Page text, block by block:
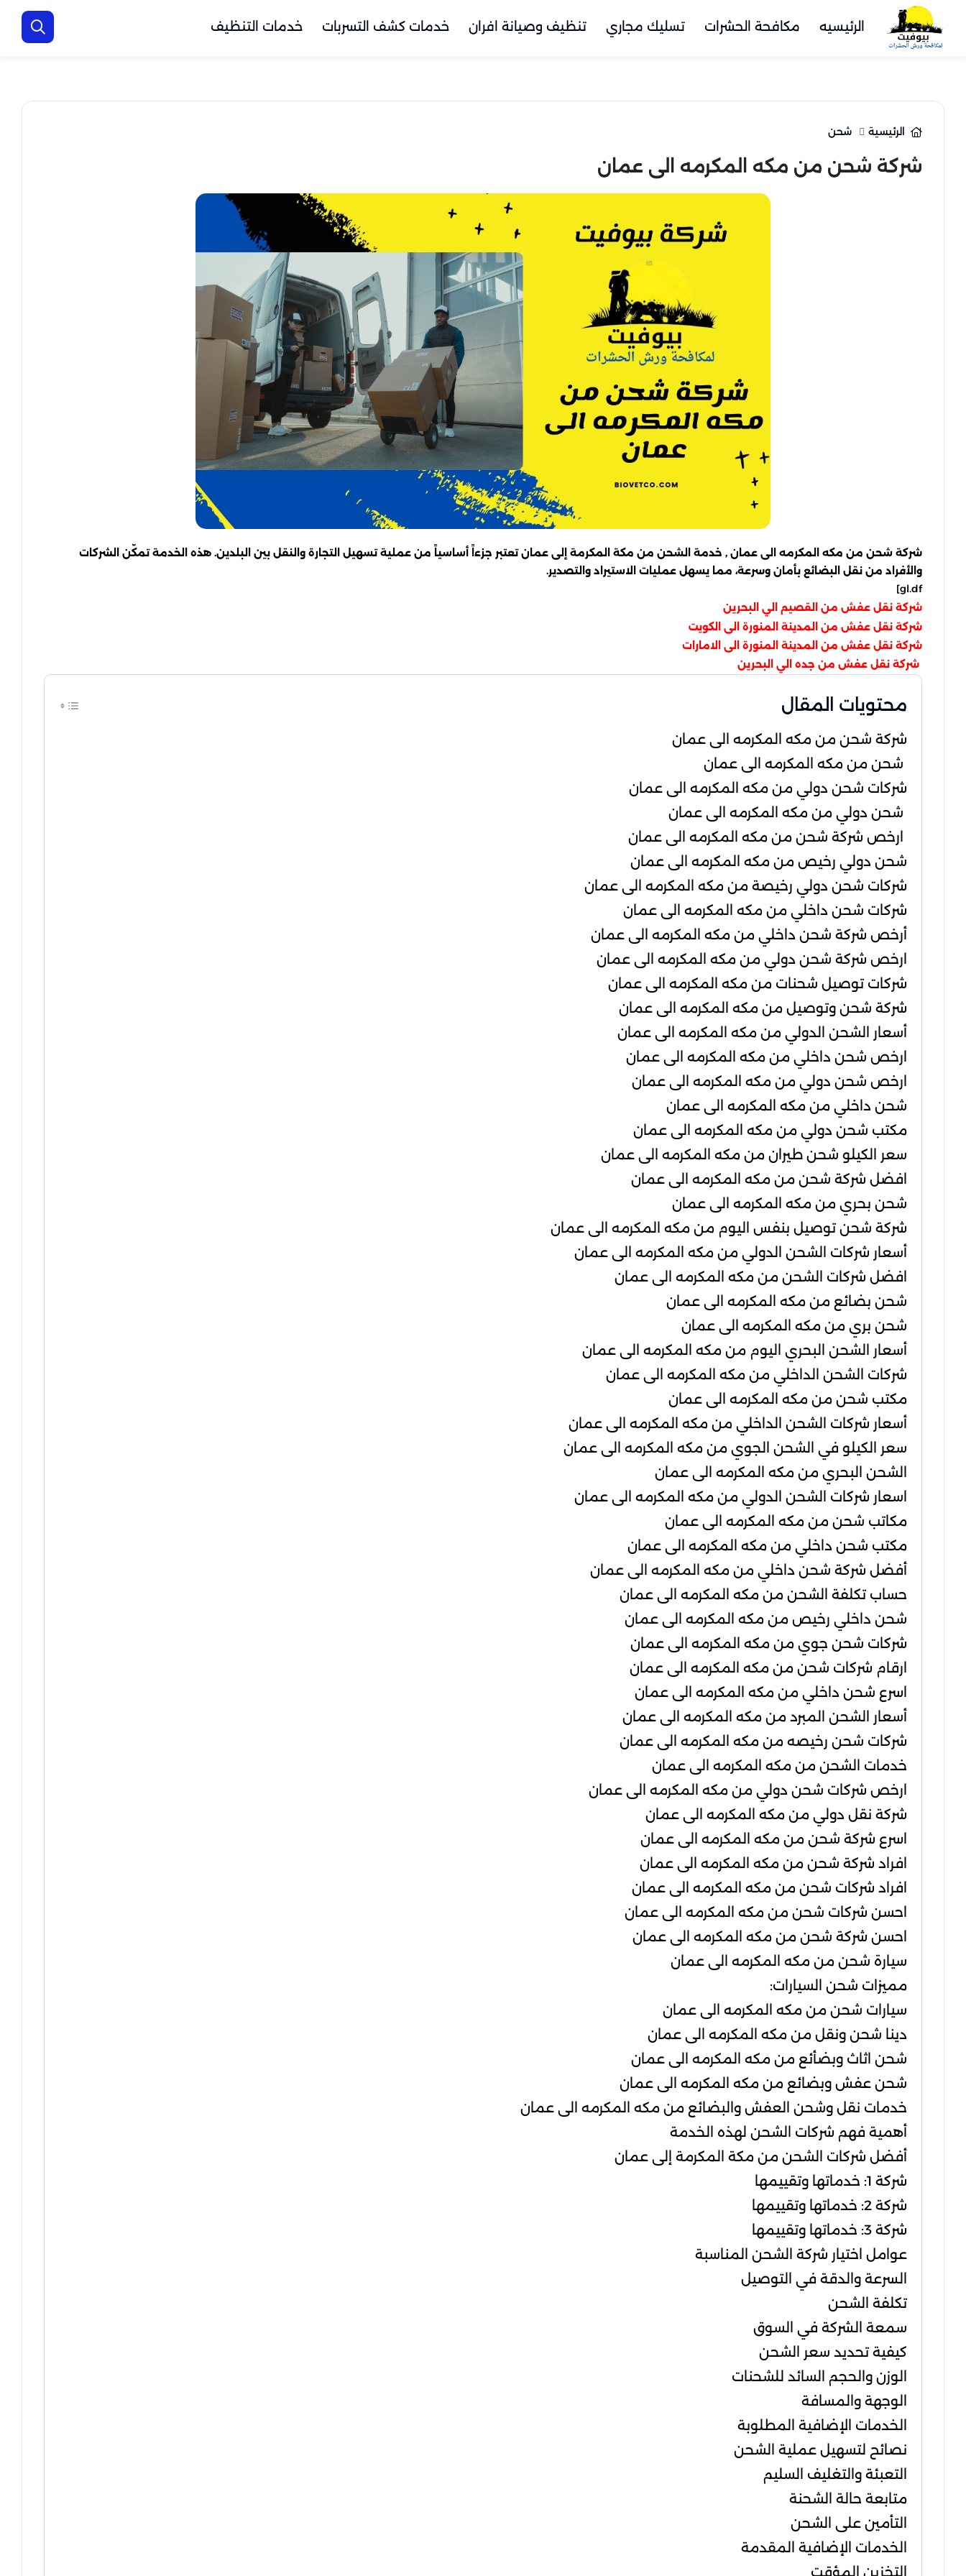
الرئيسيه مكافحة الحشرات تسليك مجاري تنظيف وصيانة افران خدمات كشف التسربات خدمات التنظيف
الرئيسية شحن
شركة شحن من مكه المكرمه الى عمان
شركة شحن من مكه المكرمه الى عمان , خدمة الشحن من مكة المكرمة إلى عمان تعتبر جزءاً أساسياً من عملية تسهيل التجارة والنقل بين البلدين. هذه الخدمة تمكّن الشركات
والأفراد من نقل البضائع بأمان وسرعة، مما يسهل عمليات الاستيراد والتصدير.
gl.df]
شركة نقل عفش من القصيم الي البحرين
شركة نقل عفش من المدينة المنورة الى الكويت
شركة نقل عفش من المدينة المنورة الى الامارات
شركة نقل عفش من جده الي البحرين
محتويات المقال
شركة شحن من مكه المكرمه الى عمان
شحن من مكه المكرمه الى عمان
شركات شحن دولي من مكه المكرمه الى عمان
شحن دولي من مكه المكرمه الى عمان
ارخص شركة شحن من مكه المكرمه الى عمان
شحن دولي رخيص من مكه المكرمه الى عمان
شركات شحن دولي رخيصة من مكه المكرمه الى عمان
شركات شحن داخلي من مكه المكرمه الى عمان
أرخص شركة شحن داخلي من مكه المكرمه الى عمان
ارخص شركة شحن دولي من مكه المكرمه الى عمان
شركات توصيل شحنات من مكه المكرمه الى عمان
شركة شحن وتوصيل من مكه المكرمه الى عمان
أسعار الشحن الدولي من مكه المكرمه الى عمان
ارخص شحن داخلي من مكه المكرمه الى عمان
ارخص شحن دولي من مكه المكرمه الى عمان
شحن داخلي من مكه المكرمه الى عمان
مكتب شحن دولي من مكه المكرمه الى عمان
سعر الكيلو شحن طيران من مكه المكرمه الى عمان
افضل شركة شحن من مكه المكرمه الى عمان
شحن بحري من مكه المكرمه الى عمان
شركة شحن توصيل بنفس اليوم من مكه المكرمه الى عمان
أسعار شركات الشحن الدولي من مكه المكرمه الى عمان
افضل شركات الشحن من مكه المكرمه الى عمان
شحن بضائع من مكه المكرمه الى عمان
شحن بري من مكه المكرمه الى عمان
أسعار الشحن البحري اليوم من مكه المكرمه الى عمان
شركات الشحن الداخلي من مكه المكرمه الى عمان
مكتب شحن من مكه المكرمه الى عمان
أسعار شركات الشحن الداخلي من مكه المكرمه الى عمان
سعر الكيلو في الشحن الجوي من مكه المكرمه الى عمان
الشحن البحري من مكه المكرمه الى عمان
اسعار شركات الشحن الدولي من مكه المكرمه الى عمان
مكاتب شحن من مكه المكرمه الى عمان
مكتب شحن داخلي من مكه المكرمه الى عمان
أفضل شركة شحن داخلي من مكه المكرمه الى عمان
حساب تكلفة الشحن من مكه المكرمه الى عمان
شحن داخلي رخيص من مكه المكرمه الى عمان
شركات شحن جوي من مكه المكرمه الى عمان
ارقام شركات شحن من مكه المكرمه الى عمان
اسرع شحن داخلي من مكه المكرمه الى عمان
أسعار الشحن المبرد من مكه المكرمه الى عمان
شركات شحن رخيصه من مكه المكرمه الى عمان
خدمات الشحن من مكه المكرمه الى عمان
ارخص شركات شحن دولي من مكه المكرمه الى عمان
شركة نقل دولي من مكه المكرمه الى عمان
اسرع شركة شحن من مكه المكرمه الى عمان
افراد شركة شحن من مكه المكرمه الى عمان
افراد شركات شحن من مكه المكرمه الى عمان
احسن شركات شحن من مكه المكرمه الى عمان
احسن شركة شحن من مكه المكرمه الى عمان
سيارة شحن من مكه المكرمه الى عمان
مميزات شحن السيارات:
سيارات شحن من مكه المكرمه الى عمان
دينا شحن ونقل من مكه المكرمه الى عمان
شحن اثاث وبضأئع من مكه المكرمه الى عمان
شحن عفش وبضائع من مكه المكرمه الى عمان
خدمات نقل وشحن العفش والبضائع من مكه المكرمه الى عمان
أهمية فهم شركات الشحن لهذه الخدمة
أفضل شركات الشحن من مكة المكرمة إلى عمان
شركة 1: خدماتها وتقييمها
شركة 2: خدماتها وتقييمها
شركة 3: خدماتها وتقييمها
عوامل اختيار شركة الشحن المناسبة
السرعة والدقة في التوصيل
تكلفة الشحن
سمعة الشركة في السوق
كيفية تحديد سعر الشحن
الوزن والحجم السائد للشحنات
الوجهة والمسافة
الخدمات الإضافية المطلوبة
نصائح لتسهيل عملية الشحن
التعبئة والتغليف السليم
متابعة حالة الشحنة
التأمين على الشحن
الخدمات الإضافية المقدمة
التخزين المؤقت